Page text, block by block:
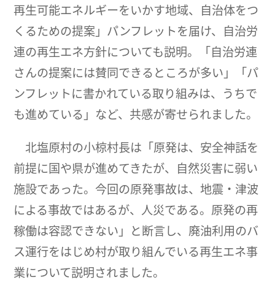
再生可能エネルギーをいかす地域、自治体をつ
くるための提案」パンフレットを届け、自治労
連の再生エネ方針についても説明。「自治労連
さんの提案には賛同できるところが多い」「パ
ンフレットに書かれている取り組みは、うちで
も進めている」など、共感が寄せられました。
北塩原村の小椋村長は「原発は、安全神話を
前提に国や県が進めてきたが、自然災害に弱い
施設であった。今回の原発事故は、地震・津波
による事故ではあるが、人災である。原発の再
稼働は容認できない」と断言し、廃油利用のバ
ス運行をはじめ村が取り組んでいる再生エネ事
業について説明されました。